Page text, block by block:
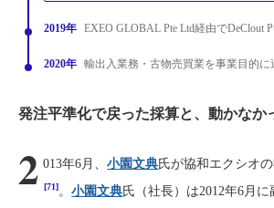
2019年 EXEO GLOBAL Pte Ltd経由でDeClout
2020年 輸出入業務・古物売買業を事業目的に
発注平準化で戻った採算と、動かなか
2 013年6月、小園文典氏が協和エクシオ
[71]。小園文典氏（社長）は2012年6月